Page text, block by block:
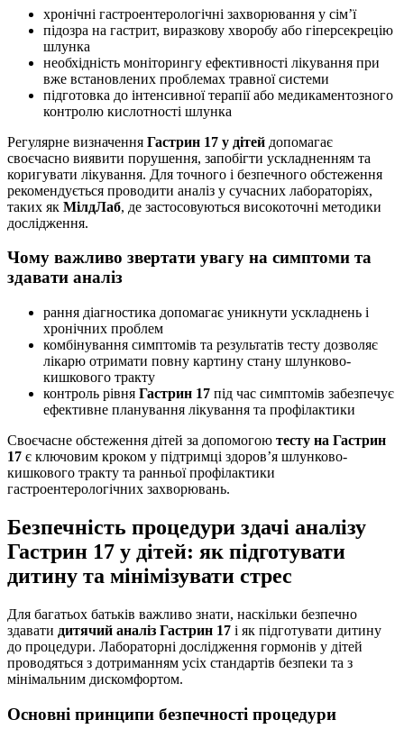
хронічні гастроентерологічні захворювання у сім’ї
підозра на гастрит, виразкову хворобу або гіперсекрецію
шлунка
необхідність моніторингу ефективності лікування при
вже встановлених проблемах травної системи
підготовка до інтенсивної терапії або медикаментозного
контролю кислотності шлунка
Регулярне визначення Гастрин 17 у дітей допомагає
своєчасно виявити порушення, запобігти ускладненням та
коригувати лікування. Для точного і безпечного обстеження
рекомендується проводити аналіз у сучасних лабораторіях,
таких як МілдЛаб, де застосовуються високоточні методики
дослідження.
Чому важливо звертати увагу на симптоми та
здавати аналіз
рання діагностика допомагає уникнути ускладнень і
хронічних проблем
комбінування симптомів та результатів тесту дозволяє
лікарю отримати повну картину стану шлунково-
кишкового тракту
контроль рівня Гастрин 17 під час симптомів забезпечує
ефективне планування лікування та профілактики
Своєчасне обстеження дітей за допомогою тесту на Гастрин
17 є ключовим кроком у підтримці здоров’я шлунково-
кишкового тракту та ранньої профілактики
гастроентерологічних захворювань.
Безпечність процедури здачі аналізу
Гастрин 17 у дітей: як підготувати
дитину та мінімізувати стрес
Для багатьох батьків важливо знати, наскільки безпечно
здавати дитячий аналіз Гастрин 17 і як підготувати дитину
до процедури. Лабораторні дослідження гормонів у дітей
проводяться з дотриманням усіх стандартів безпеки та з
мінімальним дискомфортом.
Основні принципи безпечності процедури